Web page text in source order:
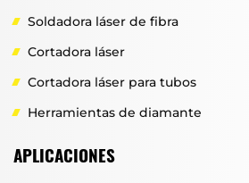
Soldadora láser de fibra
Cortadora láser
Cortadora láser para tubos
Herramientas de diamante
APLICACIONES